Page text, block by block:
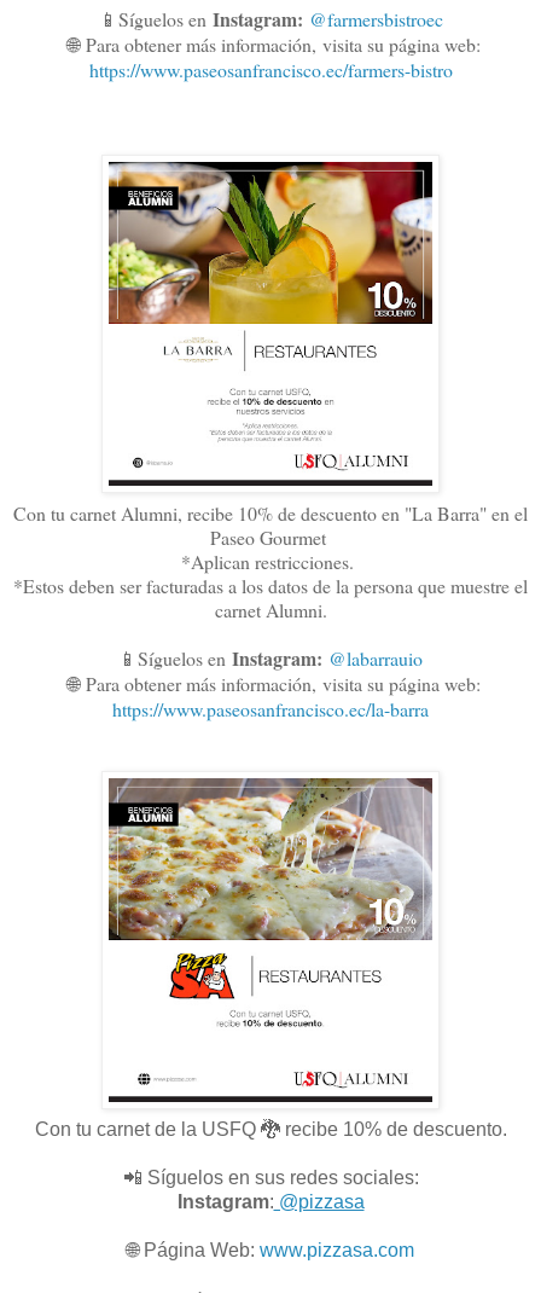
📱Síguelos en Instagram: @farmersbistroec
🌐Para obtener más información, visita su página web:
https://www.paseosanfrancisco.ec/farmers-bistro
Con tu carnet Alumni, recibe 10% de descuento en "La Barra" en el
Paseo Gourmet
*Aplican restricciones.
*Estos deben ser facturadas a los datos de la persona que muestre el
carnet Alumni.
📱Síguelos en Instagram: @labarrauio
🌐Para obtener más información, visita su página web:
https://www.paseosanfrancisco.ec/la-barra
Con tu carnet de la USFQ 🐉 recibe 10% de descuento.
📲 Síguelos en sus redes sociales:
Instagram: @pizzasa
🌐 Página Web: www.pizzasa.com